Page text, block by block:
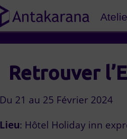
Retrouver
Du 21 au 25 Février 2024
Lieu: Hôtel Holiday inn